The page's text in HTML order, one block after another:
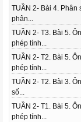
TUẦN 2- Bài 4. Phân
phân...
TUẦN 2- T3. Bài 5.
phép tính...
TUẦN 2- T2. Bài 5.
phép tính...
TUẦN 2- T2. Bài 3.
số...
TUẦN 2- T1. Bài 5.
phép tính...